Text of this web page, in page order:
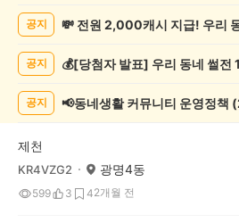
록
공지
공지
공지 📢동네생활 커뮤니티 운영정책
제천
KR4VZG2 광명4동
599 3 42개월 전